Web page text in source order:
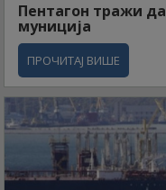
Пентагон тражи
муниција
ПРОЧИТАЈ ВИШЕ